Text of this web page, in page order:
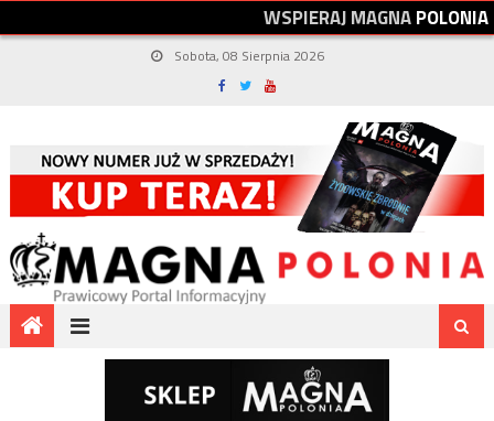
WSPIERAJMAGNAPOLONIA
Sobota, 08 Sierpnia 2026